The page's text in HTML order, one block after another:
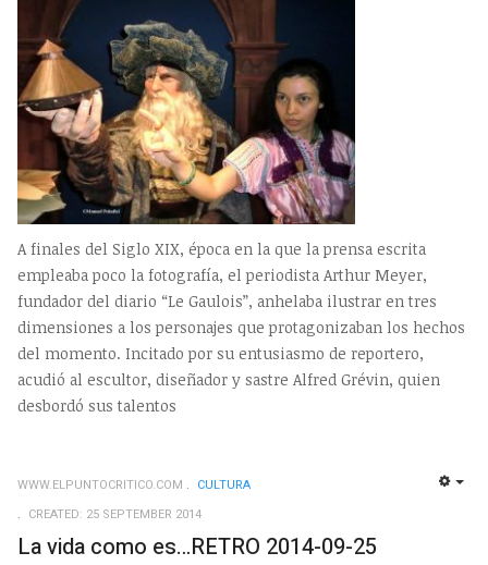
A finales del Siglo XIX, época en la que la prensa escrita
empleaba poco la fotografía, el periodista Arthur Meyer,
fundador del diario “Le Gaulois”, anhelaba ilustrar en tres
dimensiones a los personajes que protagonizaban los hechos
del momento. Incitado por su entusiasmo de reportero,
acudió al escultor, diseñador y sastre Alfred Grévin, quien
desbordó sus talentos
WWW.ELPUNTOCRITICO.COM
CULTURA
CREATED: 25 SEPTEMBER 2014
La vida como es…RETRO 2014-09-25